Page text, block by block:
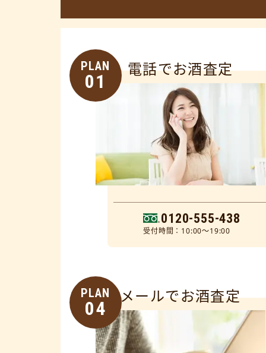
PLAN
01
電話でお酒査定
0120-555-438
受付時間：10:00～19:00
PLAN
04
メールでお酒査定